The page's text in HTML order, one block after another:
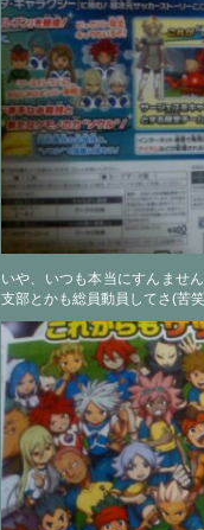
いや、いつも本当にすんませ
支部とかも総員動員してさ(苦